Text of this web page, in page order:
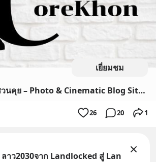
เยี่ยมชม
MovieTalk มูฟวี่ชวนคุย – Photo & Cinematic Blog Site for People
26 20 1
ลาว2030จาก Landlocked สู่ Lan